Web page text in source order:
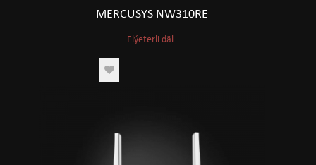
MERCUSYS NW310RE
Elýeterli däl